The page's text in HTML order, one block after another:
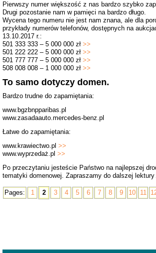
Pierwszy numer większość z nas bardzo szybko
Drugi pozostanie nam w pamięci na bardzo długo.
Wycena tego numeru nie jest nam znana, ale dla
przykłady numerów telefonów, dostępnych na
13.10.2017 r.:
501 333 333 – 5 000 000 zł>>
501 222 222 – 5 000 000 zł>>
501 777 777 – 5 000 000 zł>>
508 008 008 – 1 000 000 zł>>
To samo dotyczy domen.
Bardzo trudne do zapamiętania:
www.bgzbnpparibas.pl
www.zasadaauto.mercedes-benz.pl
Łatwe do zapamiętania:
www.krawiectwo.pl>>
www.wyprzedaż.pl>>
Po przeczytaniu jesteście Państwo na najlepszej
tematyki domenowej. Zapraszamy do dalszej lektury
Pages: 1 2 3 4 5 6 7 8 9 10 11